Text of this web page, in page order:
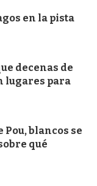
en la pista
decenas de
lugares para
blancos se
qué